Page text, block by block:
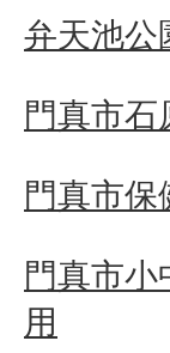
弁天池公
門真市
門真市
門真市
用